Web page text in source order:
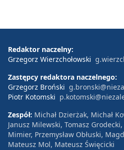
Redaktor naczelny:
Grzegorz Wierzchołowski
Zastępcy redaktora naczelnego:
Grzegorz Broński
Piotr Kotomski
Zespół: Michał Dzierżak, Michał
Janusz Milewski, Tomasz
Mimier, Przemysław Obłuski,
Mateusz Mol, Mateusz Święcicki